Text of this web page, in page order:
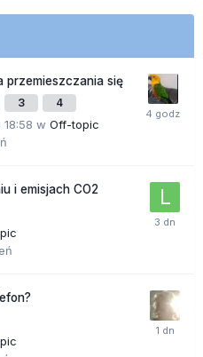
przemieszczania się
3 4
w Off-topic
i emisjach CO2